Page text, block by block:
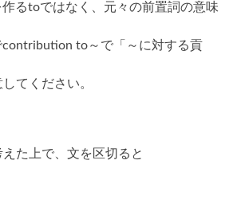
るtoではなく、元々の前置詞の意味
to～で「～に対する貢
てください。
た上で、文を区切ると